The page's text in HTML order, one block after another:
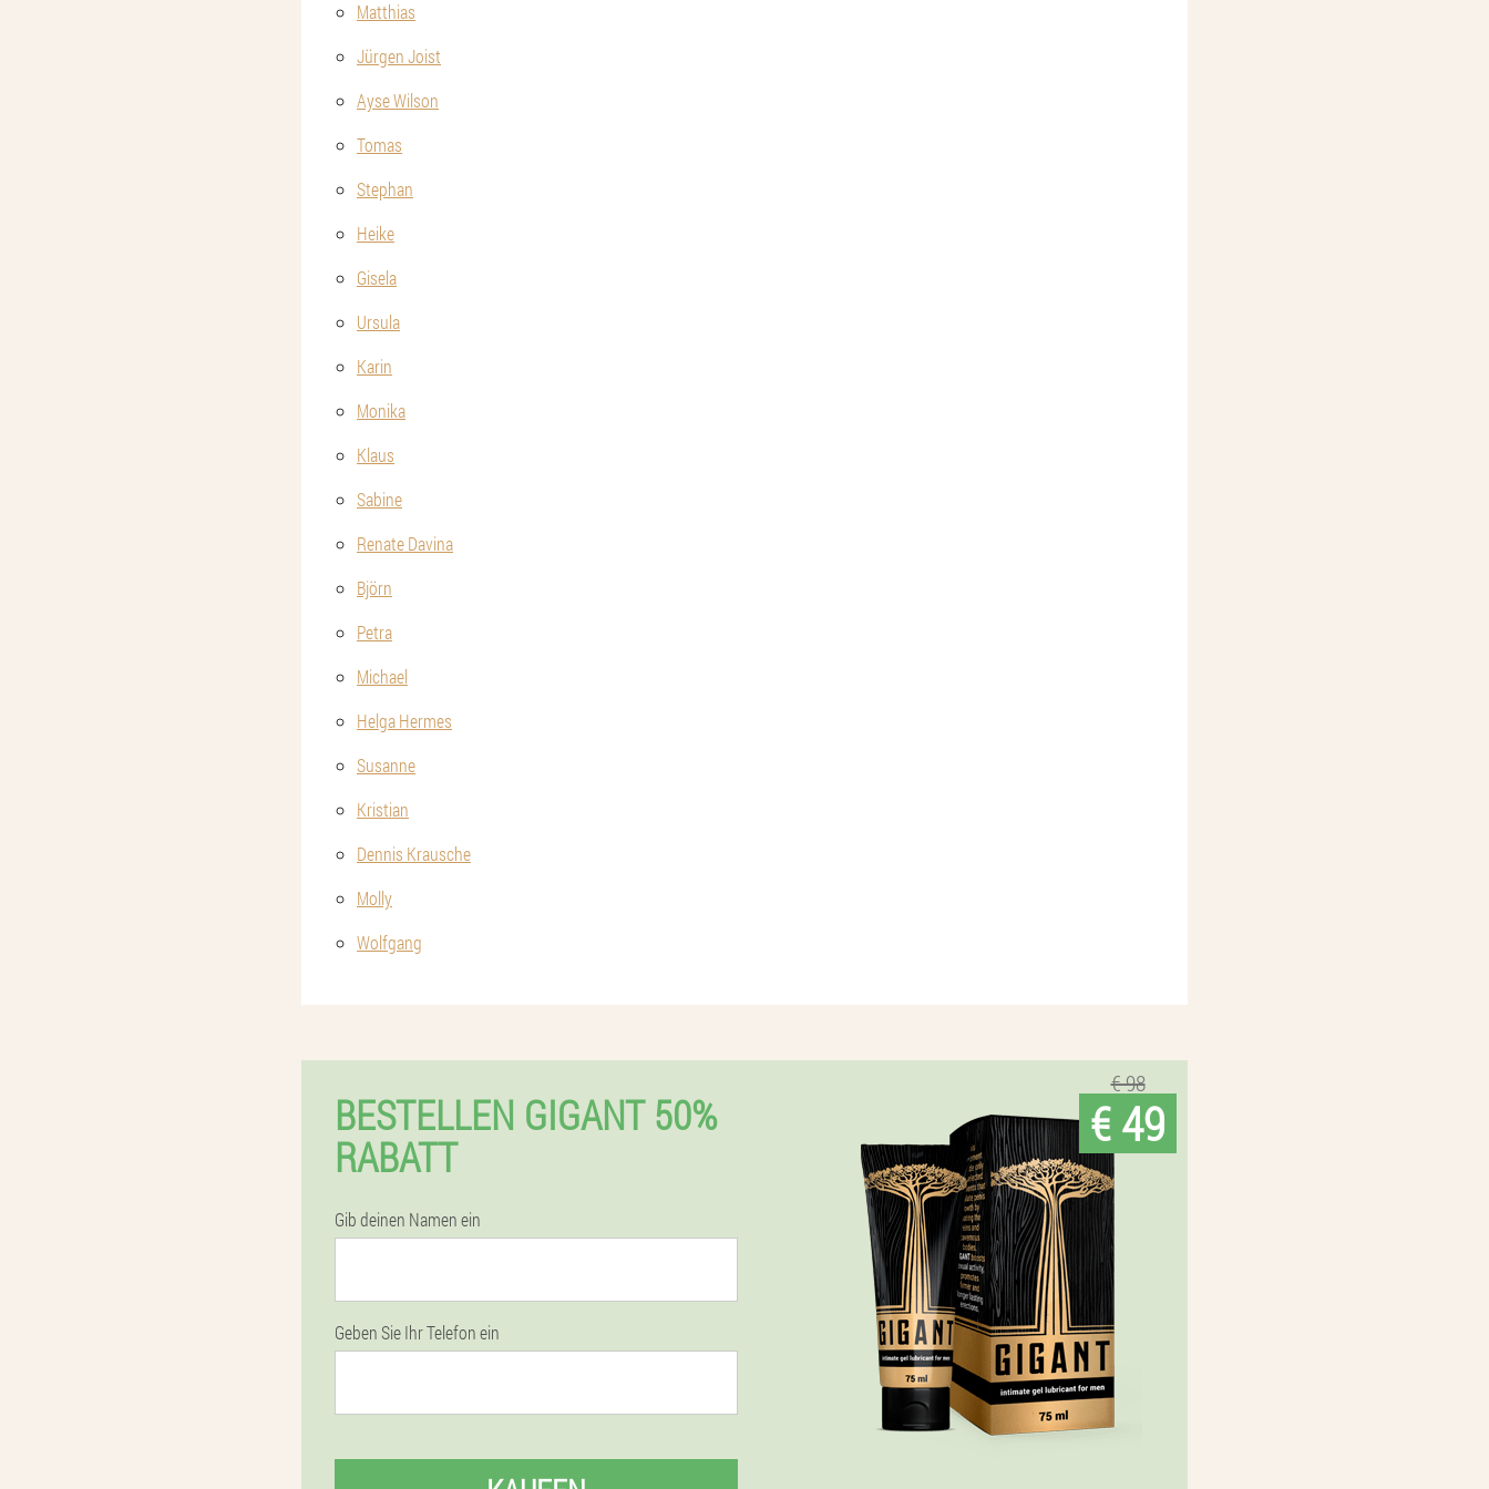
Matthias
Jürgen Joist
Ayse Wilson
Tomas
Stephan
Heike
Gisela
Ursula
Karin
Monika
Klaus
Sabine
Renate Davina
Björn
Petra
Michael
Helga Hermes
Susanne
Kristian
Dennis Krausche
Molly
Wolfgang
BESTELLEN GIGANT 50%
RABATT
Gib deinen Namen ein
Geben Sie Ihr Telefon ein
€ 98
€ 49